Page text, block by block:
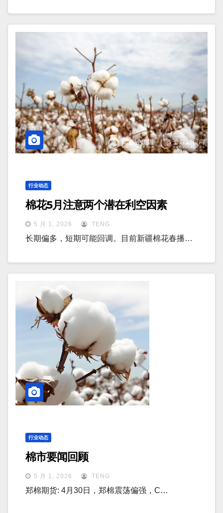
行业动态
棉花5月注意两个潜在利空因素
5 月 1, 2026 TENG
长期偏多，短期可能回调。目前新疆棉花春播…
行业动态
棉市要闻回顾
5 月 1, 2026 TENG
郑棉期货: 4月30日，郑棉震荡偏强，C…